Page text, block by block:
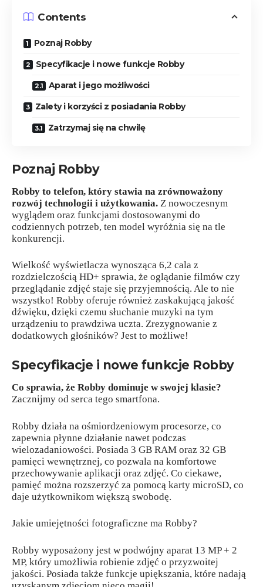
Contents
Poznaj Robby
Specyfikacje i nowe funkcje Robby
Aparat i jego możliwości
Zalety i korzyści z posiadania Robby
Zatrzymaj się na chwilę
Poznaj Robby
Robby to telefon, który stawia na zrównoważony
rozwój technologii i użytkowania. Z nowoczesnym
wyglądem oraz funkcjami dostosowanymi do
codziennych potrzeb, ten model wyróżnia się na tle
konkurencji.
Wielkość wyświetlacza wynosząca 6,2 cala z
rozdzielczością HD+ sprawia, że oglądanie filmów czy
przeglądanie zdjęć staje się przyjemnością. Ale to nie
wszystko! Robby oferuje również zaskakującą jakość
dźwięku, dzięki czemu słuchanie muzyki na tym
urządzeniu to prawdziwa uczta. Zrezygnowanie z
dodatkowych głośników? Jest to możliwe!
Specyfikacje i nowe funkcje Robby
Co sprawia, że Robby dominuje w swojej klasie?
Zacznijmy od serca tego smartfona.
Robby działa na ośmiordzeniowym procesorze, co
zapewnia płynne działanie nawet podczas
wielozadaniowości. Posiada 3 GB RAM oraz 32 GB
pamięci wewnętrznej, co pozwala na komfortowe
przechowywanie aplikacji oraz zdjęć. Co ciekawe,
pamięć można rozszerzyć za pomocą karty microSD, co
daje użytkownikom większą swobodę.
Jakie umiejętności fotograficzne ma Robby?
Robby wyposażony jest w podwójny aparat 13 MP + 2
MP, który umożliwia robienie zdjęć o przyzwoitej
jakości. Posiada także funkcje upiększania, które nadają